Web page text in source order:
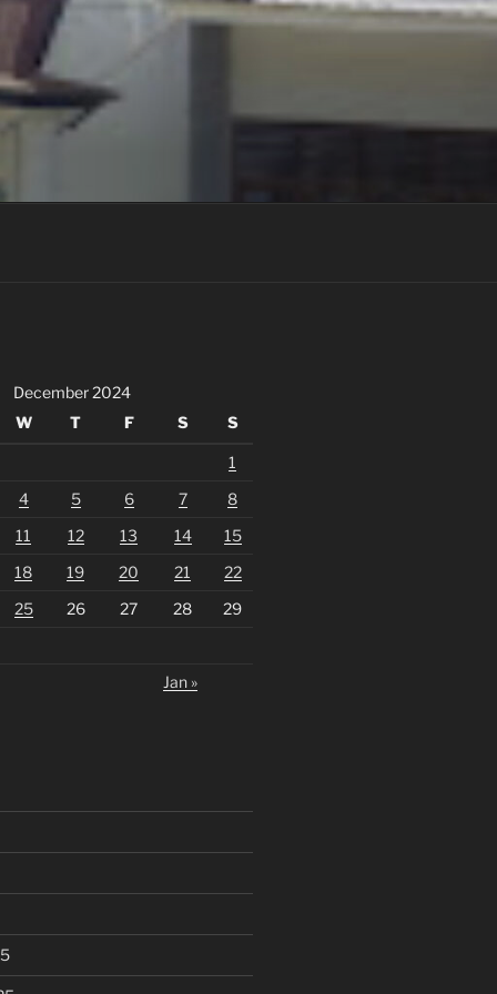
December 2024
W T F S S
1
4 5 6 7
8
11 12 13 14
15
18 19 20 21
22
25 26 27 28
29
Jan »